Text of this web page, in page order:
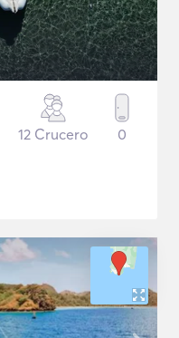
12 Crucero 0